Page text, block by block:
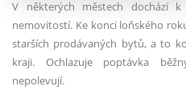
V některých městech dochází
nemovitostí. Ke konci loňského
starších prodávaných bytů, a to
kraji. Ochlazuje poptávka
nepolevují.